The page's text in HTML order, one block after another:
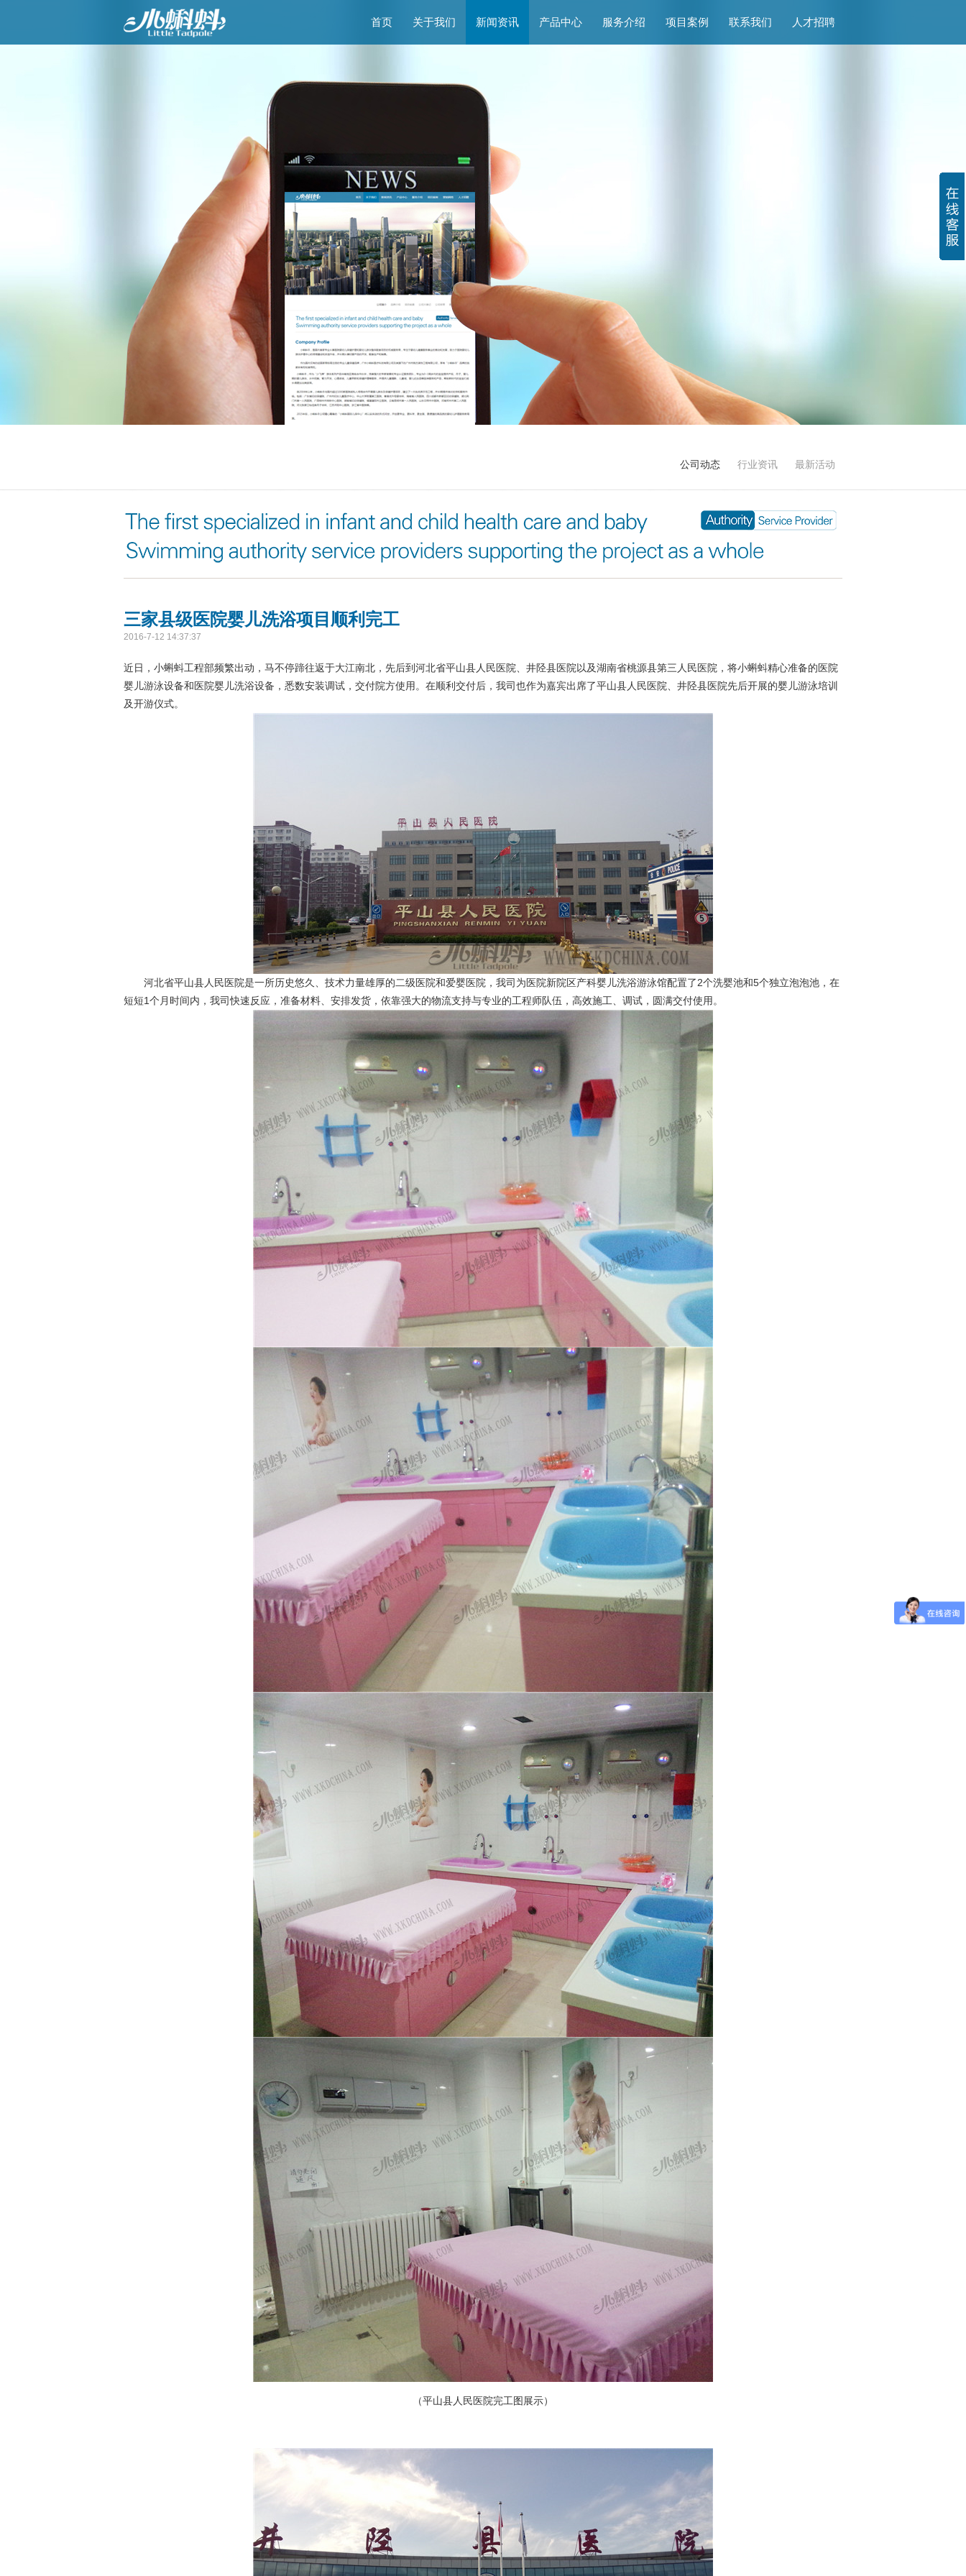
首页 关于我们 新闻资讯 产品中心 服务介绍 项目案例 联系我们 人才招聘
公司动态 行业资讯 最新活动
三家县级医院婴儿洗浴项目顺利完工
2016-7-12 14:37:37
近日，小蝌蚪工程部频繁出动，马不停蹄往返于大江南北，先后到河北省平山县人民医院、井陉县医院以及湖南省桃源县第三人民医院，将小蝌蚪精心准备的医院
婴儿游泳设备和医院婴儿洗浴设备，悉数安装调试，交付院方使用。在顺利交付后，我司也作为嘉宾出席了平山县人民医院、井陉县医院先后开展的婴儿游泳培训
及开游仪式。
河北省平山县人民医院是一所历史悠久、技术力量雄厚的二级医院和爱婴医院，我司为医院新院区产科婴儿洗浴游泳馆配置了2个洗婴池和5个独立泡泡池，在
短短1个月时间内，我司快速反应，准备材料、安排发货，依靠强大的物流支持与专业的工程师队伍，高效施工、调试，圆满交付使用。
（平山县人民医院完工图展示）